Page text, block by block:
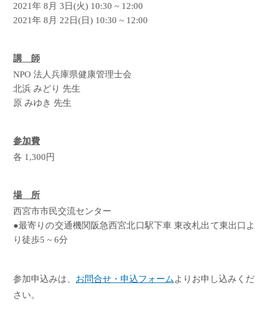
2021年 8月 3日(火) 10:30 ~ 12:00
2021年 8月 22日(日) 10:30 ~ 12:00
講 師
NPO 法人兵庫県健康管理士会
北浜 みどり 先生
原 みゆき 先生
参加費
各 1,300円
場 所
西宮市市民交流センター
●最寄りの交通機関阪急西宮北口駅下車 東改札出て東出口よ
り徒歩5 ~ 6分
参加申込みは、 お問合せ・申込フォーム よりお申し込みくだ
さい。